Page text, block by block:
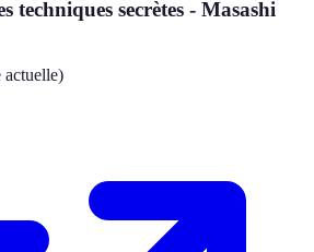
techniques secrètes - Masashi
actuelle)